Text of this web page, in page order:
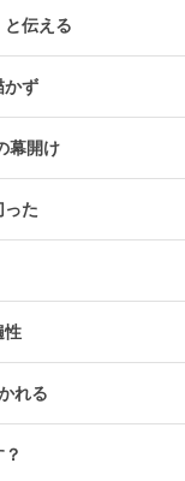
と伝える
かず
幕開け
った
性
れる